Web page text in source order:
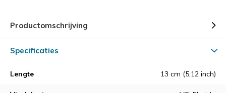
Productomschrijving
Specificaties
Lengte 13 cm (5,12 inch)